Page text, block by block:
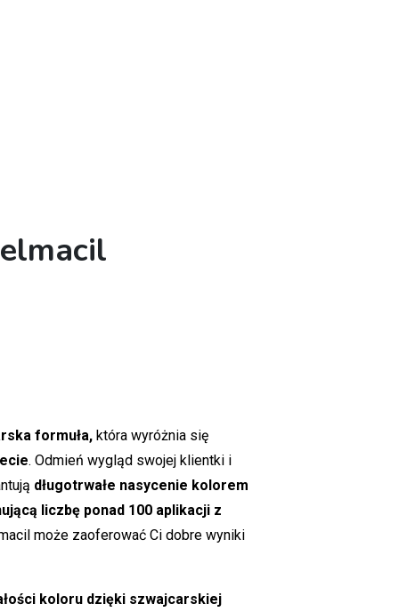
formuła, która wyróżnia się
. Odmień wygląd swojej klientki i
długotrwałe nasycenie kolorem
liczbę ponad 100 aplikacji z
może zaoferować Ci dobre wyniki
koloru dzięki szwajcarskiej